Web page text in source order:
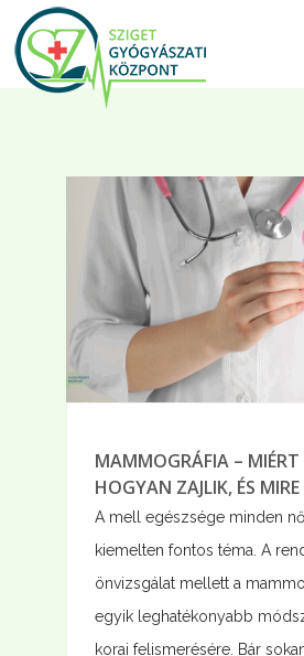
MAMMOGRÁFIA –
HOGYAN ZAJLIK, ÉS MIRE
A mell egészsége minden
kiemelten fontos téma. A
önvizsgálat mellett a
egyik leghatékonyabb
korai felismerésére. Bár